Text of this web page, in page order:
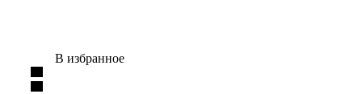
В избранное